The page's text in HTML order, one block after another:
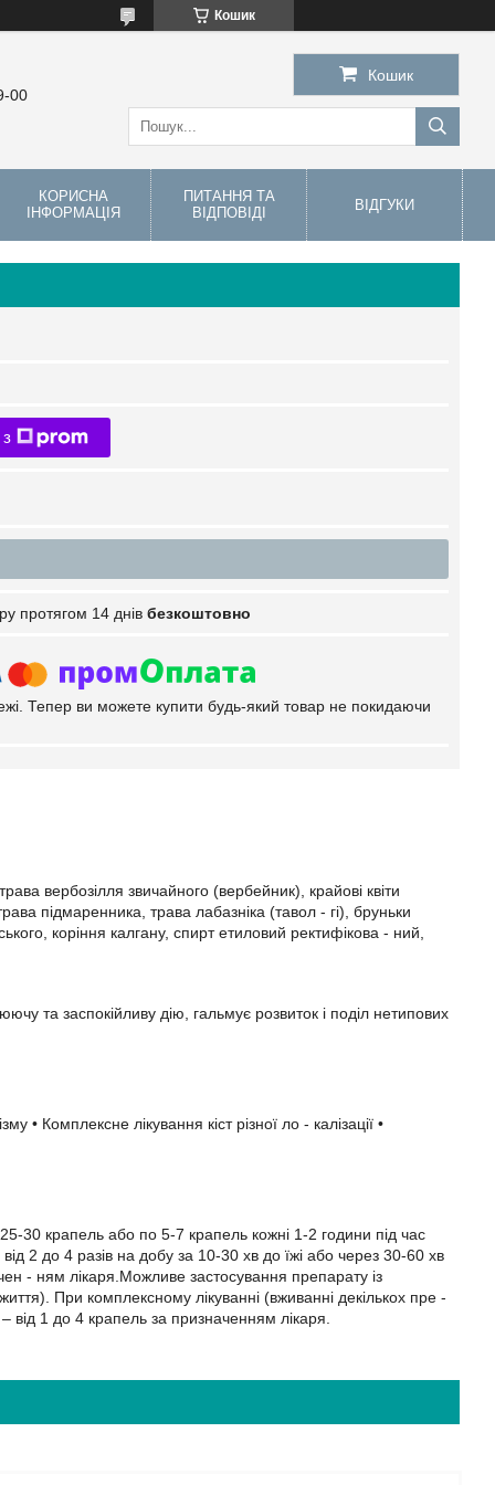
Кошик
00
Кошик
КОРИСНА
ІНФОРМАЦІЯ
ПИТАННЯ ТА
ВІДПОВІДІ
ВІДГУКИ
протягом 14 днів безкоштовно
Тепер ви можете купити будь-який товар не покидаючи
вербозілля звичайного (вербейник), крайові квіти
підмаренника, трава лабазніка (тавол - гі), бруньки
коріння калгану, спирт етиловий ректифікова - ний,
та заспокійливу дію, гальмує розвиток і поділ нетипових
• Комплексне лікування кіст різної ло - калізації •
30 крапель або по 5-7 крапель кожні 1-2 години під час
2 до 4 разів на добу за 10-30 хв до їжі або через 30-60 хв
- ням лікаря.Можливе застосування препарату із
При комплексному лікуванні (вживанні декількох пре -
1 до 4 крапель за призначенням лікаря.